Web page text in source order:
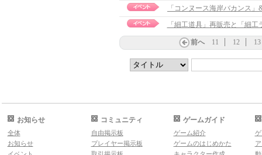
「細工道具」再販売と「細
前へ 11 12 13
お知らせ
全体
お知らせ
コミュニティ
自由掲示板
プレイヤー掲示板
ゲームガイド
ゲーム紹介
ゲームのはじめかた